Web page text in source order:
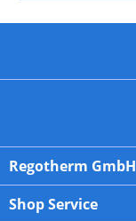
Regotherm GmbH
Shop Service